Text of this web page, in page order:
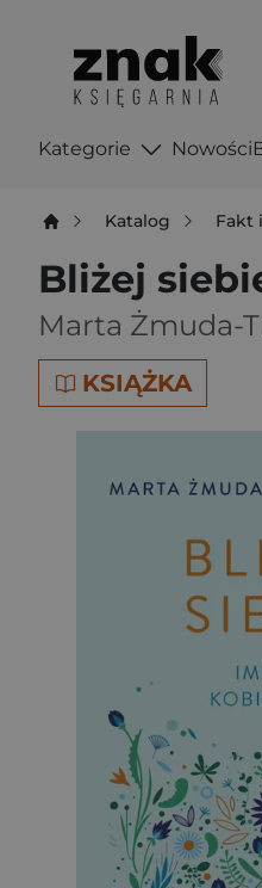
Kategorie Nowości
Katalog Fakt
Bliżej
Marta Żmuda-
KSIĄŻKA